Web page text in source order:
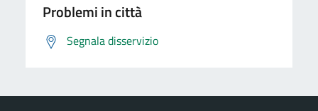
Problemi in città
Segnala disservizio